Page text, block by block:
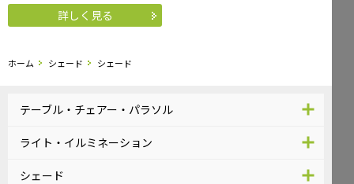
詳しく見る
ホーム シェード シェード
テーブル・チェアー・パラソル
ライト・イルミネーション
シェード